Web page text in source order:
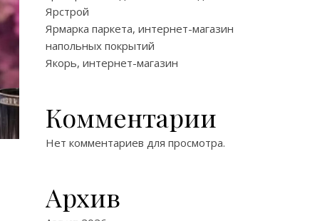
Ярстрой
Ярмарка паркета, интернет-магазин
напольных покрытий
Якорь, интернет-магазин
Комментарии
Нет комментариев для просмотра.
Архив